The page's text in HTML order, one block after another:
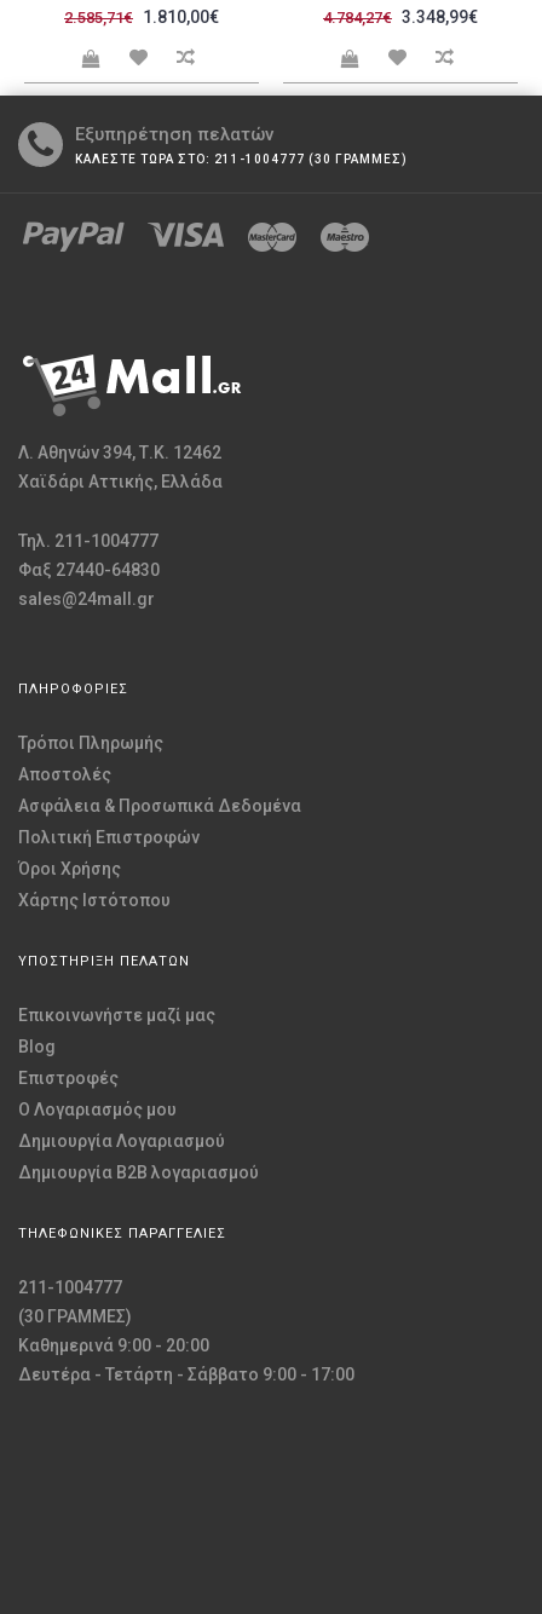
2.585,71€ 1.810,00€ 4.784,27€ 3.348,99€
Εξυπηρέτηση πελατών
ΚΑΛΕΣΤΕ ΤΩΡΑ ΣΤΟ: 211-1004777 (30 ΓΡΑΜΜΕΣ)
Λ. Αθηνών 394, Τ.Κ. 12462
Χαϊδάρι Αττικής, Ελλάδα
Τηλ. 211-1004777
Φαξ 27440-64830
sales@24mall.gr
ΠΛΗΡΟΦΟΡΙΕΣ
Τρόποι Πληρωμής
Αποστολές
Ασφάλεια & Προσωπικά Δεδομένα
Πολιτική Επιστροφών
Όροι Χρήσης
Χάρτης Ιστότοπου
ΥΠΟΣΤΗΡΙΞΗ ΠΕΛΑΤΩΝ
Επικοινωνήστε μαζί μας
Blog
Επιστροφές
O Λογαριασμός μου
Δημιουργία Λογαριασμού
Δημιουργία B2B λογαριασμού
ΤΗΛΕΦΩΝΙΚΕΣ ΠΑΡΑΓΓΕΛΙΕΣ
211-1004777
(30 ΓΡΑΜΜΕΣ)
Καθημερινά 9:00 - 20:00
Δευτέρα - Τετάρτη - Σάββατο 9:00 - 17:00